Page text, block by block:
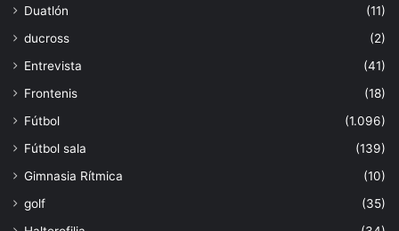
Duatlón
(11)
ducross
(2)
Entrevista
(41)
Frontenis
(18)
Fútbol
(1.096)
Fútbol sala
(139)
Gimnasia Rítmica
(10)
golf
(35)